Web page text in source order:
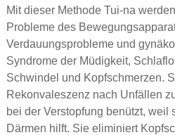
Mit dieser Methode Tui-na
Probleme des
Verdauungsprobleme und
Syndrome der Müdigkeit,
Schwindel und Kopfschmerzen.
Rekonvaleszenz nach Unfällen
bei der Verstopfung benützt, weil
Därmen hilft. Sie eliminiert